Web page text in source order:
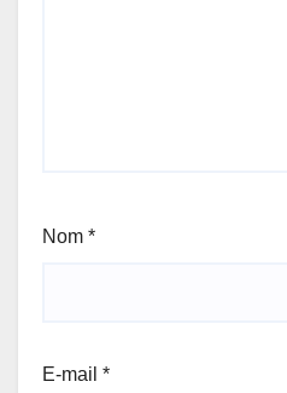
Nom *
E-mail *